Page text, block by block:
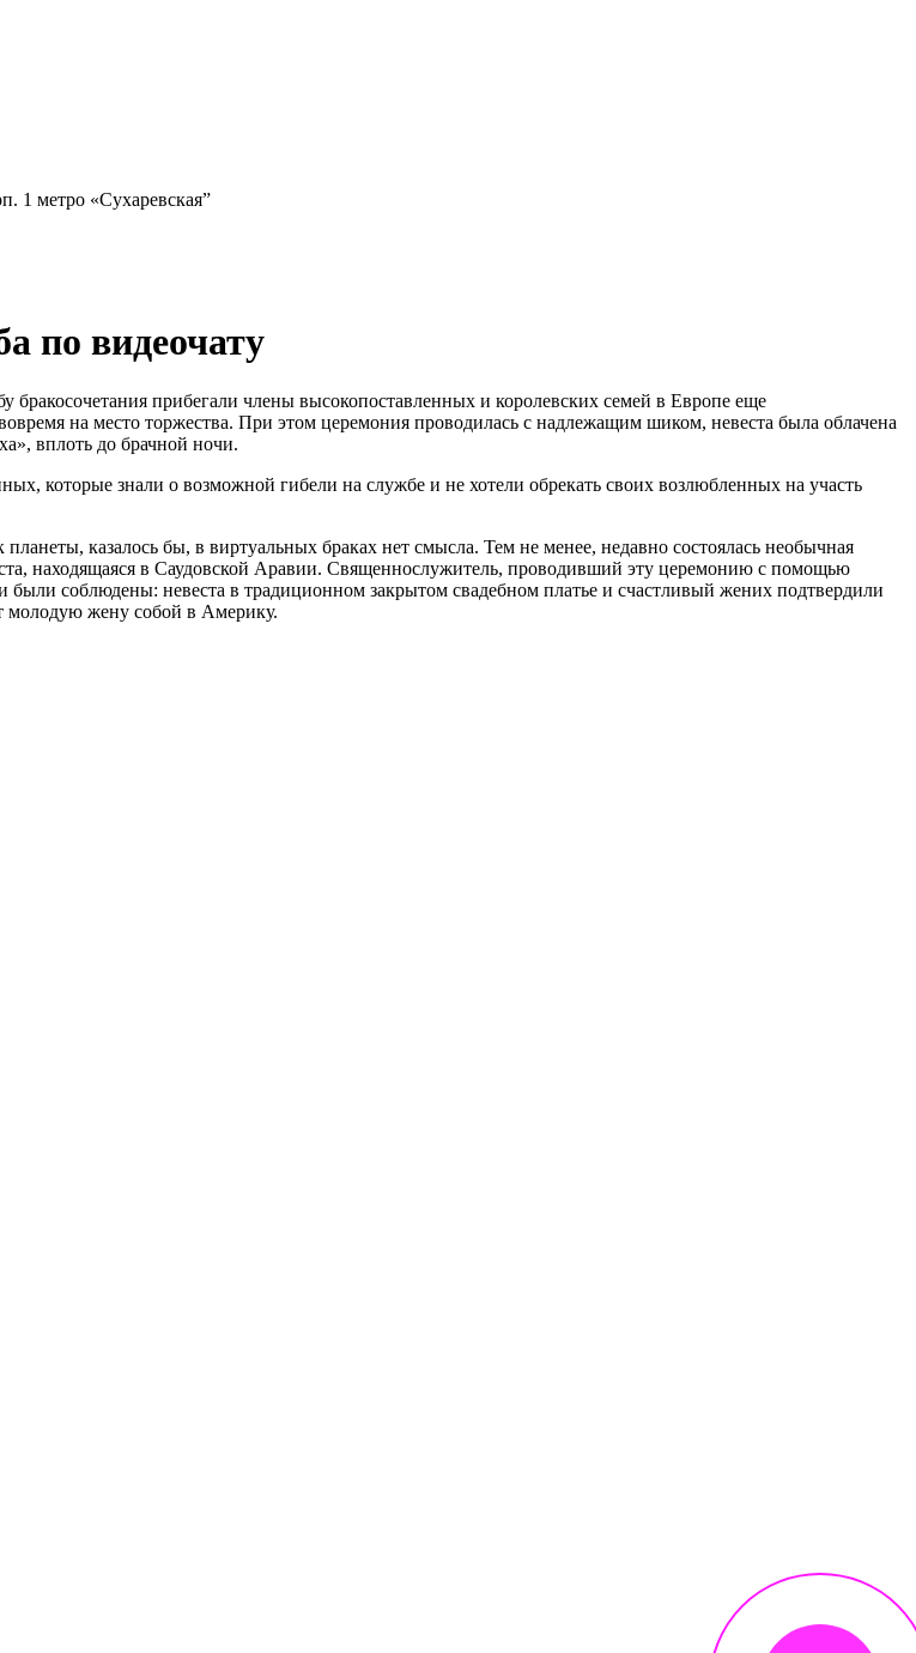
1 метро «Сухаревская”
по видеочату
прибегали члены высокопоставленных и королевских семей в Европе еще
на место торжества. При этом церемония проводилась с надлежащим шиком, невеста была облачена
вплоть до брачной ночи.
которые знали о возможной гибели на службе и не хотели обрекать своих возлюбленных на участь
казалось бы, в виртуальных браках нет смысла. Тем не менее, недавно состоялась необычная
находящаяся в Саудовской Аравии. Священнослужитель, проводивший эту церемонию с помощью
соблюдены: невеста в традиционном закрытом свадебном платье и счастливый жених подтвердили
молодую жену собой в Америку.